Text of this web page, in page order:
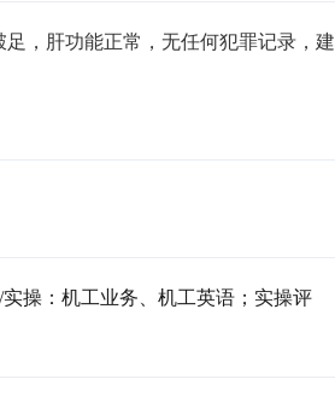
，肝功能正常，无任何犯罪记录，建
操：机工业务、机工英语；实操评